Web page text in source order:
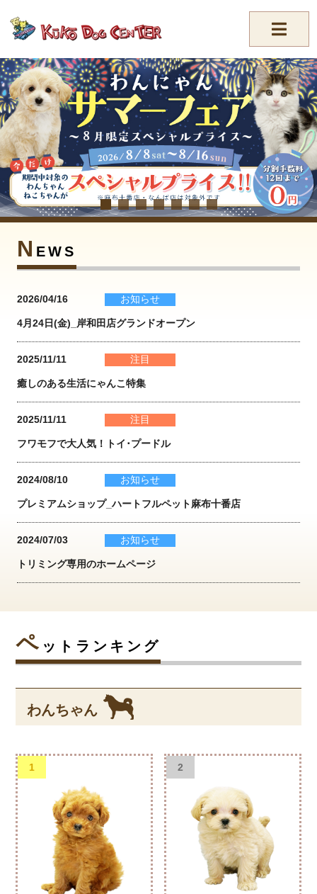
//-->
N EWS
2026/04/16 お知らせ
4月24日(金)_岸和田店グランドオープン
2025/11/11 注目
癒しのある生活にゃんこ特集
2025/11/11 注目
フワモフで大人気！トイ･プードル
2024/08/10 お知らせ
プレミアムショップ_ハートフルペット麻布十番店
2024/07/03 お知らせ
トリミング専用のホームページ
ペ ットランキング
わんちゃん
1 2